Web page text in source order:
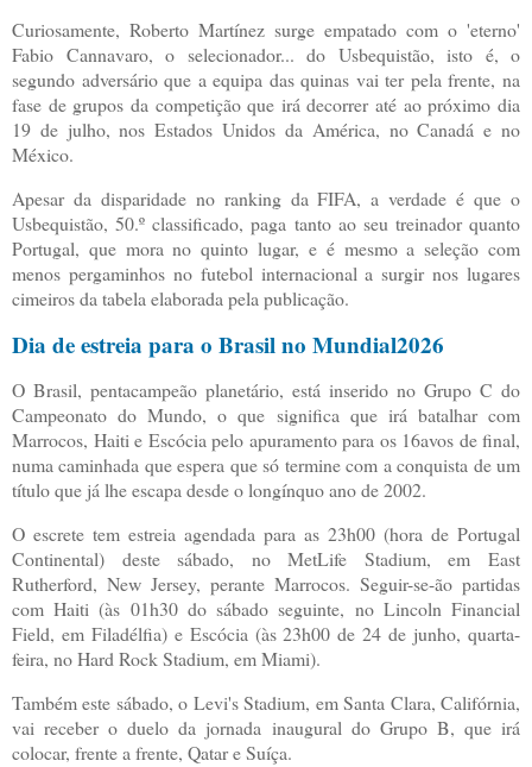
Curiosamente, Roberto Martínez surge empatado com o 'eterno'
Fabio Cannavaro, o selecionador... do Usbequistão, isto é, o
segundo adversário que a equipa das quinas vai ter pela frente, na
fase de grupos da competição que irá decorrer até ao próximo dia
19 de julho, nos Estados Unidos da América, no Canadá e no
México.
Apesar da disparidade no ranking da FIFA, a verdade é que o
Usbequistão, 50.º classificado, paga tanto ao seu treinador quanto
Portugal, que mora no quinto lugar, e é mesmo a seleção com
menos pergaminhos no futebol internacional a surgir nos lugares
cimeiros da tabela elaborada pela publicação.
Dia de estreia para o Brasil no Mundial2026
O Brasil, pentacampeão planetário, está inserido no Grupo C do
Campeonato do Mundo, o que significa que irá batalhar com
Marrocos, Haiti e Escócia pelo apuramento para os 16avos de final,
numa caminhada que espera que só termine com a conquista de um
título que já lhe escapa desde o longínquo ano de 2002.
O escrete tem estreia agendada para as 23h00 (hora de Portugal
Continental) deste sábado, no MetLife Stadium, em East
Rutherford, New Jersey, perante Marrocos. Seguir-se-ão partidas
com Haiti (às 01h30 do sábado seguinte, no Lincoln Financial
Field, em Filadélfia) e Escócia (às 23h00 de 24 de junho, quarta-
feira, no Hard Rock Stadium, em Miami).
Também este sábado, o Levi's Stadium, em Santa Clara, Califórnia,
vai receber o duelo da jornada inaugural do Grupo B, que irá
colocar, frente a frente, Qatar e Suíça.